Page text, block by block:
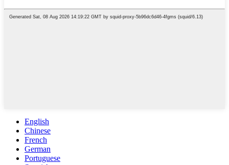
English
Chinese
French
German
Portuguese